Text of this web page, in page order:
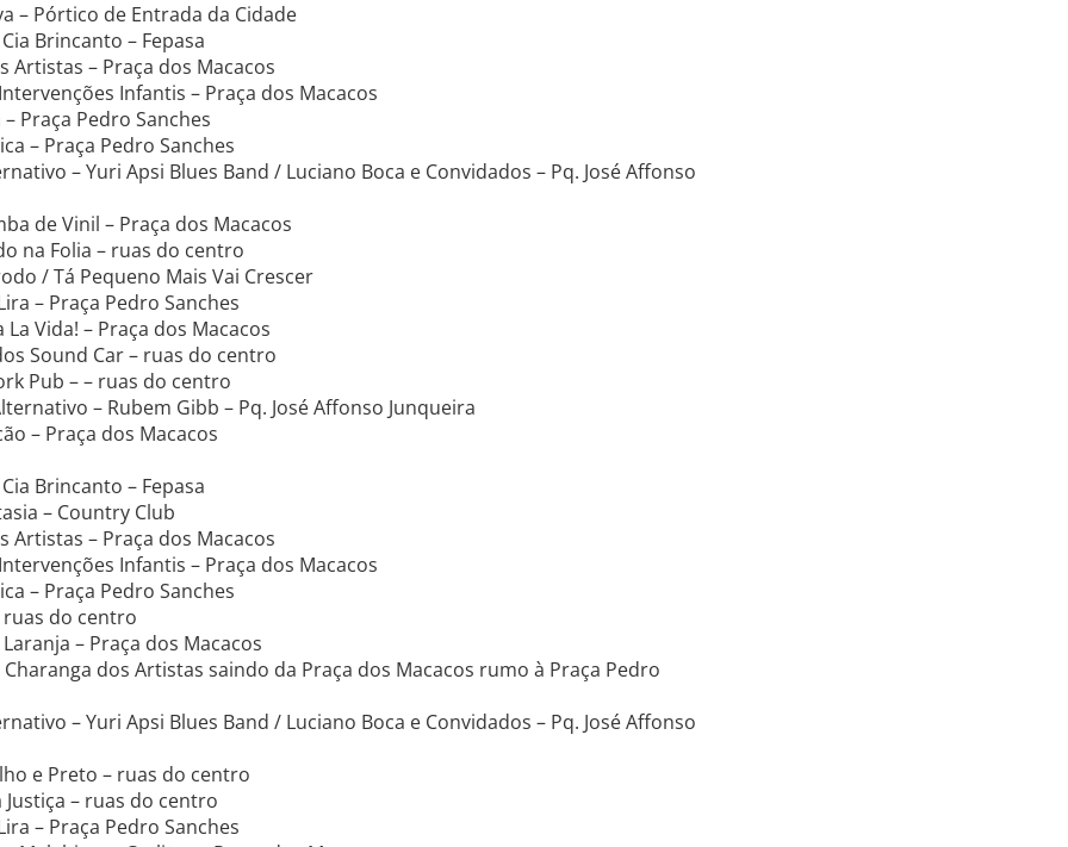
– Pórtico de Entrada da Cidade
Brincanto – Fepasa
Artistas – Praça dos Macacos
Infantis – Praça dos Macacos
Praça Pedro Sanches
– Praça Pedro Sanches
– Yuri Apsi Blues Band / Luciano Boca e Convidados – Pq. José Affonso
de Vinil – Praça dos Macacos
na Folia – ruas do centro
/ Tá Pequeno Mais Vai Crescer
– Praça Pedro Sanches
La Vida! – Praça dos Macacos
Sound Car – ruas do centro
Pub – – ruas do centro
– Rubem Gibb – Pq. José Affonso Junqueira
– Praça dos Macacos
Brincanto – Fepasa
– Country Club
Artistas – Praça dos Macacos
Infantis – Praça dos Macacos
– Praça Pedro Sanches
ruas do centro
– Praça dos Macacos
dos Artistas saindo da Praça dos Macacos rumo à Praça Pedro
– Yuri Apsi Blues Band / Luciano Boca e Convidados – Pq. José Affonso
e Preto – ruas do centro
Justiça – ruas do centro
– Praça Pedro Sanches